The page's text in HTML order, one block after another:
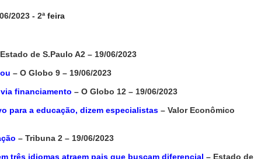
2023 - 2ª feira
de S.Paulo A2 – 19/06/2023
– O Globo 9 – 19/06/2023
financiamento – O Globo 12 – 19/06/2023
para a educação, dizem especialistas – Valor Econômico
– Tribuna 2 – 19/06/2023
três idiomas atraem pais que buscam diferencial – Estado de